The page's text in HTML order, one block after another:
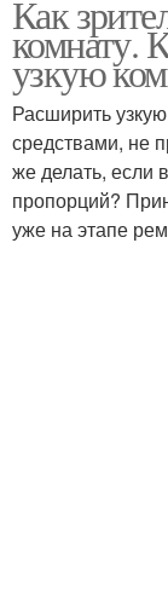
Как
комнату.
узкую
Расширить
средствами, не
же делать, если
пропорций?
уже на этапе